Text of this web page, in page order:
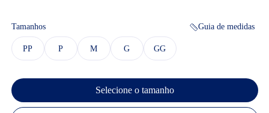
Tamanhos Guia de medidas
PP P M G GG
Selecione o tamanho